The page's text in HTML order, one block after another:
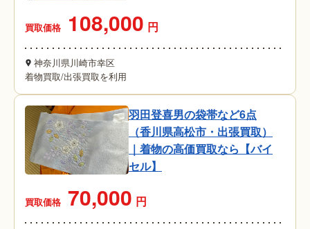
買取価格 108,000 円
神奈川県川崎市幸区
着物買取/出張買取を利用
羽田登喜男の袋帯など6点
（香川県高松市・出張買取）
｜着物の高価買取なら【バイ
セル】
買取価格 70,000 円